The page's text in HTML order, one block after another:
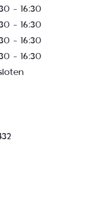
– 16:30
– 16:30
– 16:30
– 16:30